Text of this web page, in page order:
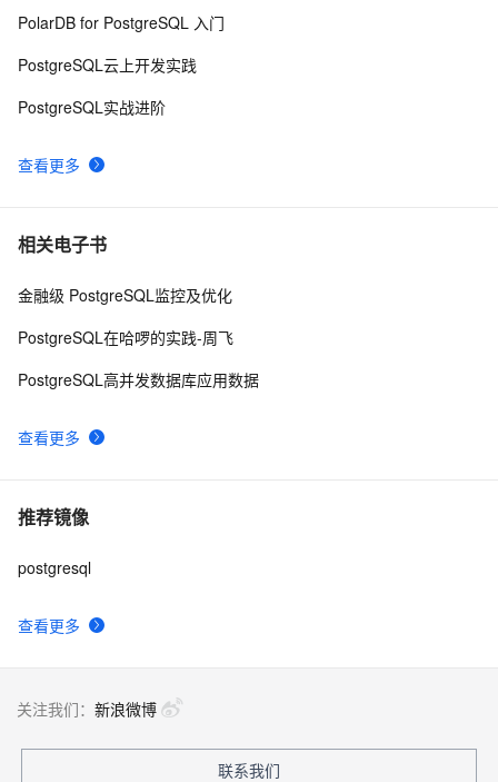
查看更多
PolarDB for PostgreSQL 入门
PostgreSQL云上开发实践
PostgreSQL实战进阶
相关电子书
查看更多
金融级 PostgreSQL监控及优化
PostgreSQL在哈啰的实践-周飞
PostgreSQL高并发数据库应用数据
推荐镜像
查看更多
postgresql
关注我们： 新浪微博
联系我们